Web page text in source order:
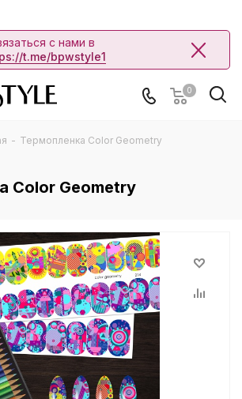
с нами в
t.me/bpwstyle1
0
- Термопленка Color Geometry
Color Geometry